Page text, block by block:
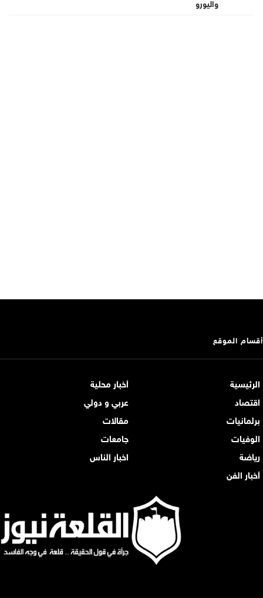
أقسام الموقع
الرئيسية
أخبار محلية
اقتصاد
عربي و دولي
برلمانيات
مقالات
الوفيات
جامعات
رياضة
اخبار الناس
أخبار الفن